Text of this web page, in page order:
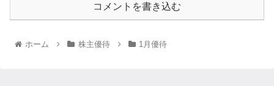
コメントを書き込む
ホーム 株主優待 1月優待